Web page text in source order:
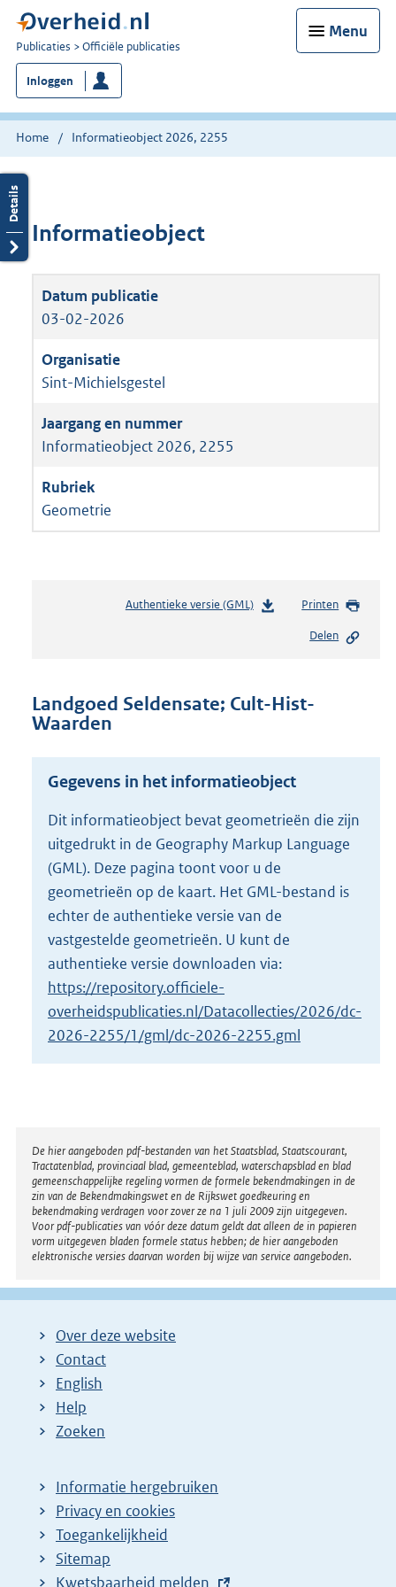
Menu
U
bent
nu
hier:
Publicaties Officiële publicaties
Inloggen
Home Informatieobject 2026, 2255
Informatieobject
03-02-2026
Sint-Michielsgestel
Informatieobject 2026, 2255
Geometrie
Authentieke versie (GML)b
n
o
t
t
e
:
1
2
K
b
Printen
Delen
Landgoed Seldensate; Cult-Hist-
Waarden
Gegevens in het informatieobject
Dit informatieobject bevat geometrieën die zijn
uitgedrukt in de Geography Markup Language
(GML). Deze pagina toont voor u de
geometrieën op de kaart. Het GML-bestand is
echter de authentieke versie van de
vastgestelde geometrieën. U kunt de
authentieke versie downloaden via:
https://repository.officiele-
overheidspublicaties.nl/Datacollecties/2026/dc-
2026-2255/1/gml/dc-2026-2255.gml
Disclaimer
De hier aangeboden pdf-bestanden van het Staatsblad, Staatscourant,
Tractatenblad, provinciaal blad, gemeenteblad, waterschapsblad en blad
gemeenschappelijke regeling vormen de formele bekendmakingen in de
zin van de Bekendmakingswet en de Rijkswet goedkeuring en
bekendmaking verdragen voor zover ze na 1 juli 2009 zijn uitgegeven.
Voor pdf-publicaties van vóór deze datum geldt dat alleen de in papieren
vorm uitgegeven bladen formele status hebben; de hier aangeboden
elektronische versies daarvan worden bij wijze van service aangeboden.
Over deze website
Contact
English
Help
Zoeken
Informatie hergebruiken
Privacy en cookies
Toegankelijkheid
Sitemap
E
Kwetsbaarheid melden